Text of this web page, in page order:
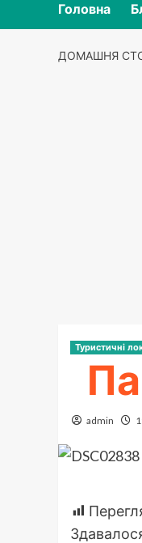
Головна
ДОМАШНЯ
Туристичні
admin